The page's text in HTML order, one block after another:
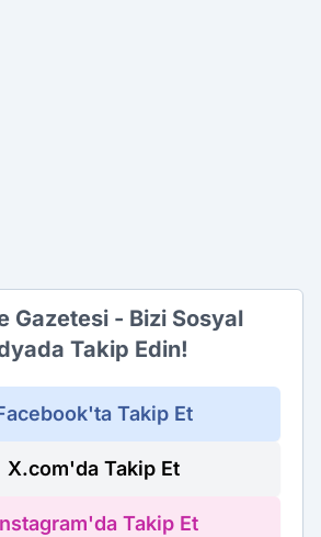
Gazetesi - Bizi Sosyal
Takip Edin!
Takip Et
X.com'da Takip Et
Takip Et